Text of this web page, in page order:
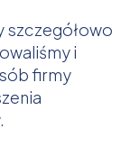
szczegółowo
i
firmy